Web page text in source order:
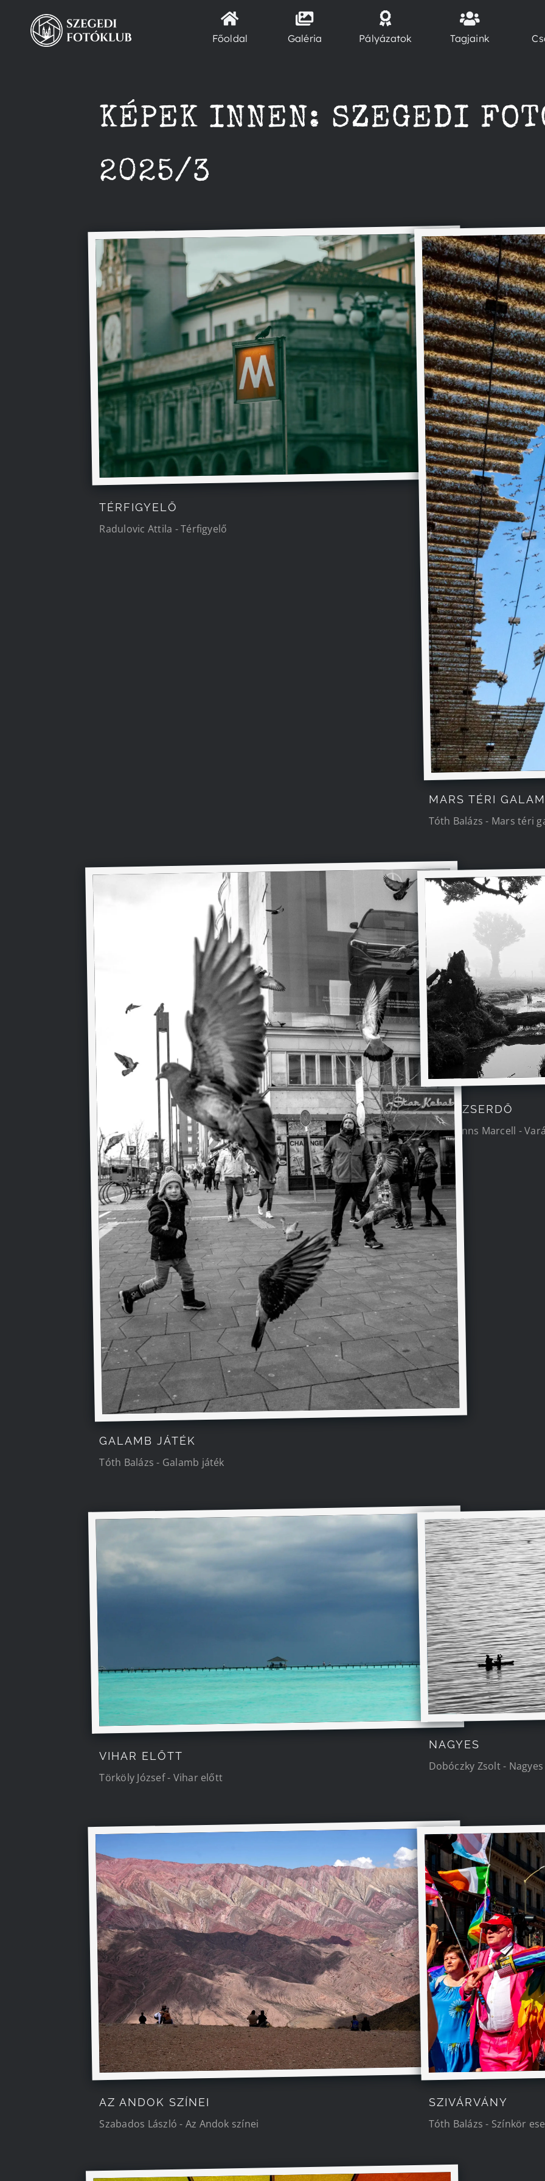
Kihagyás
Főoldal Galéria Pályázatok Tagjaink
KÉPEK INNEN: SZEGEDI
2025/3
TÉRFIGYELŐ
Radulovic Attila - Térfigyelő
MARS TÉRI
Tóth Balázs - Mars téri
GALAMB JÁTÉK
Tóth Balázs - Galamb játék
VARÁZSERDŐ
Dormanns Marcell -
VIHAR ELŐTT
Törköly József - Vihar előtt
NAGYES
Dobóczky Zsolt - Nagyes
AZ ANDOK SZÍNEI
Szabados László - Az Andok színei
SZIVÁRVÁNY
Tóth Balázs - Színkör